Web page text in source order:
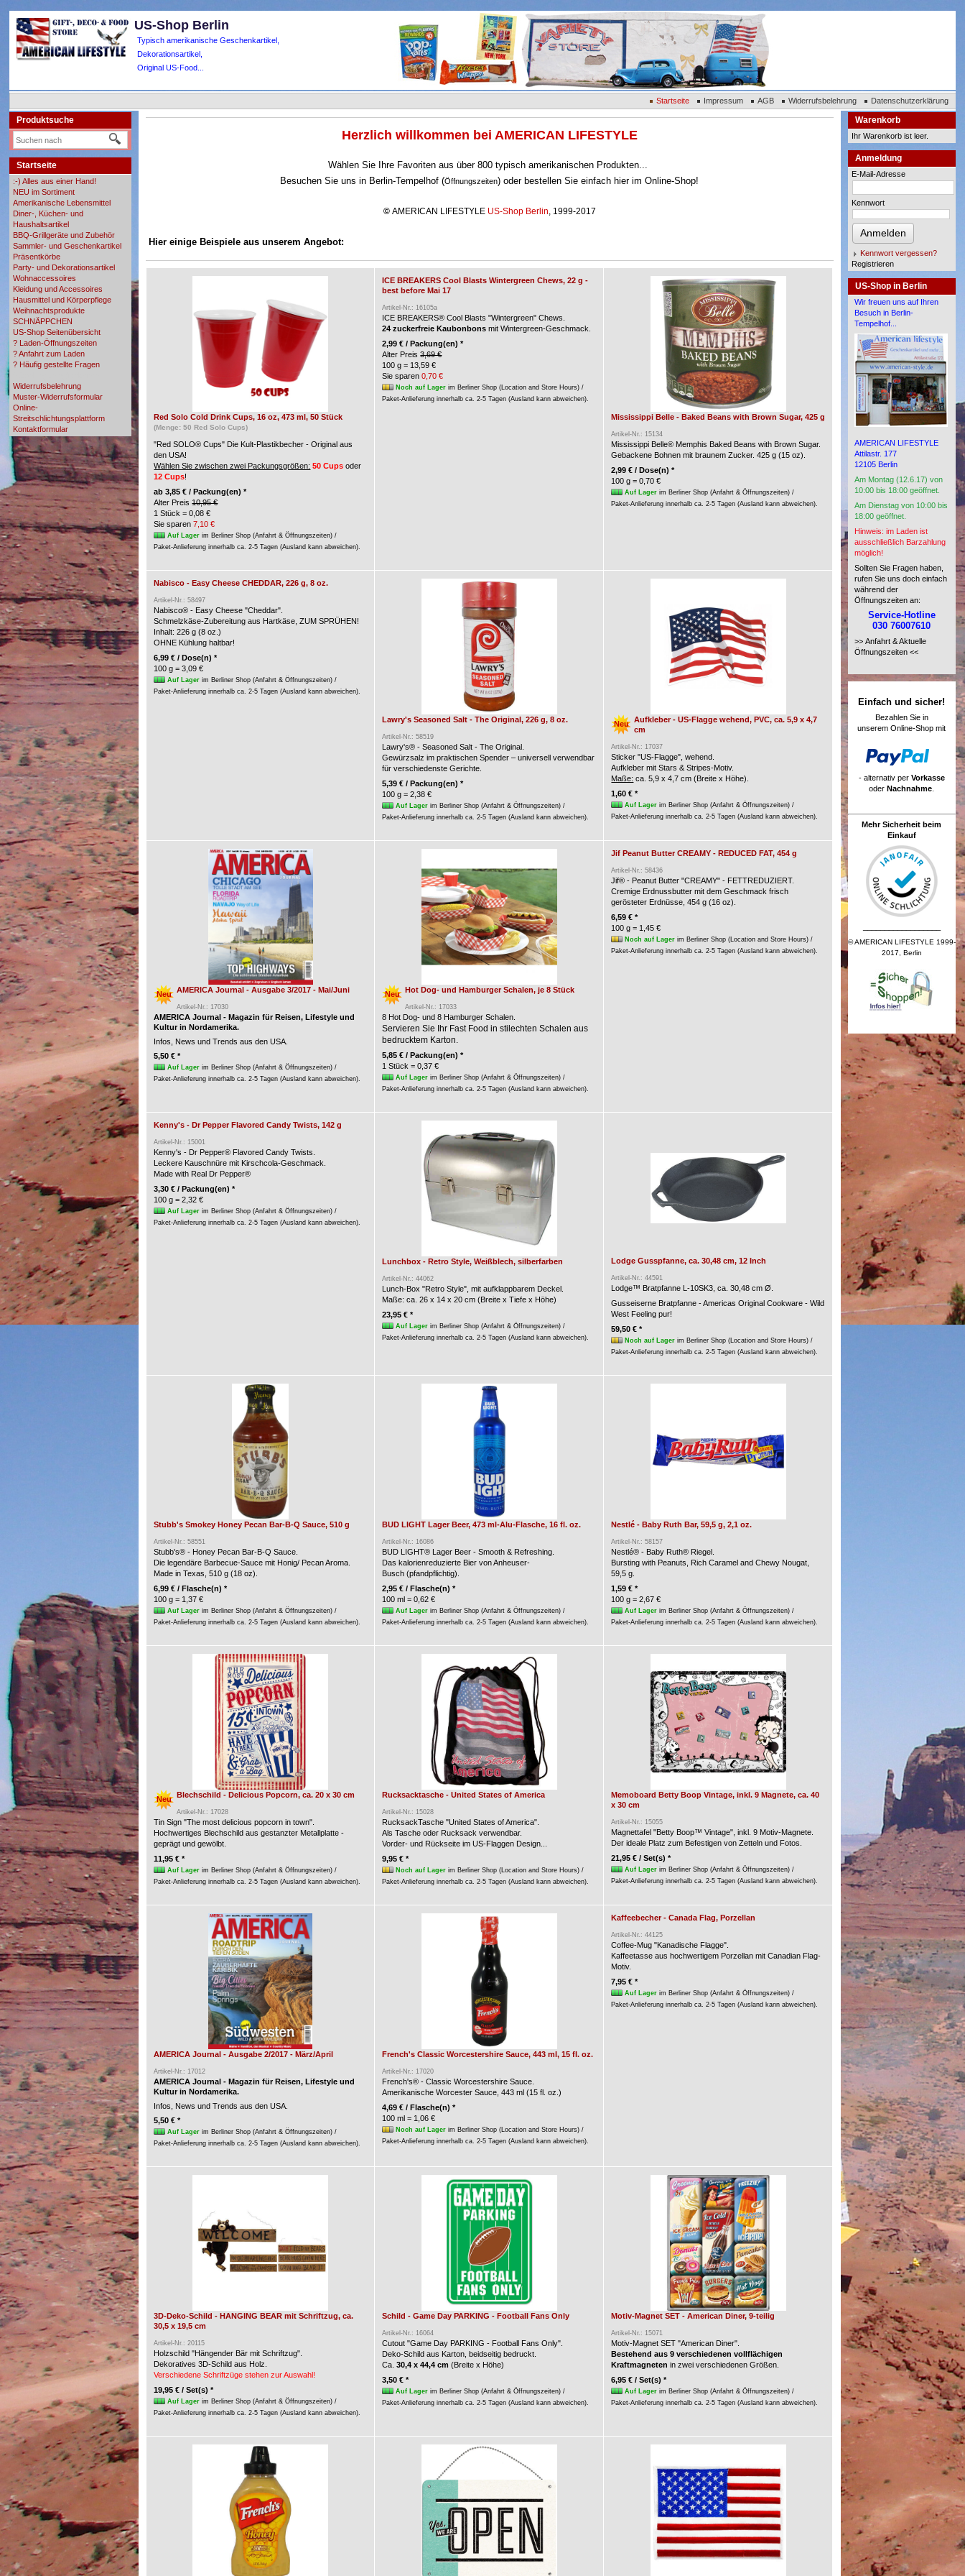
US-Shop Berlin
Typisch amerikanische Geschenkartikel,
Dekorationsartikel,
Original US-Food...
Startseite Impressum AGB Widerrufsbelehrung Datenschutzerklärung
Produktsuche
Startseite
:-) Alles aus einer Hand!
NEU im Sortiment
Amerikanische Lebensmittel
Diner-, Küchen- und
Haushaltsartikel
BBQ-Grillgeräte und Zubehör
Sammler- und Geschenkartikel
Präsentkörbe
Party- und Dekorationsartikel
Wohnaccessoires
Kleidung und Accessoires
Hausmittel und Körperpflege
Weihnachtsprodukte
SCHNÄPPCHEN
US-Shop Seitenübersicht
? Laden-Öffnungszeiten
? Anfahrt zum Laden
? Häufig gestellte Fragen
Widerrufsbelehrung
Muster-Widerrufsformular
Online-
Streitschlichtungsplattform
Kontaktformular
Warenkorb
Ihr Warenkorb ist leer.
Anmeldung
E-Mail-Adresse
Kennwort
Anmelden
Kennwort vergessen?
Registrieren
US-Shop in Berlin
Wir freuen uns auf Ihren
Besuch in Berlin-
Tempelhof...
AMERICAN LIFESTYLE
Attilastr. 177
12105 Berlin
Am Montag (12.6.17) von
10:00 bis 18:00 geöffnet.
Am Dienstag von 10:00 bis
18:00 geöffnet.
Hinweis: im Laden ist
ausschließlich Barzahlung
möglich!
Sollten Sie Fragen haben,
rufen Sie uns doch einfach
während der
Öffnungszeiten an:
Service-Hotline
030 76007610
>> Anfahrt & Aktuelle
Öffnungszeiten <<
Einfach und sicher!
Bezahlen Sie in
unserem Online-Shop mit
- alternativ per Vorkasse
oderNachnahme
Mehr Sicherheit beim
Einkauf
© AMERICAN LIFESTYLE 1999-
2017, Berlin
Herzlich willkommen bei AMERICAN LIFESTYLE
Wählen Sie Ihre Favoriten aus über 800 typisch amerikanischen Produkten...
Besuchen Sie uns in Berlin-Tempelhof (Öffnungszeiten) oder bestellen Sie einfach hier im Online-Shop!
© AMERICAN LIFESTYLE US-Shop Berlin, 1999-2017
Hier einige Beispiele aus unserem Angebot:
Red Solo Cold Drink Cups, 16 oz, 473 ml, 50 Stück
(Menge: 50 Red Solo Cups)
"Red SOLO® Cups" Die Kult-Plastikbecher - Original aus
den USA!
Wählen Sie zwischen zwei Packungsgrößen: 50 Cups oder
12 Cups!
ab 3,85 € / Packung(en) *
Alter Preis 10,95 €
1 Stück = 0,08 €
Sie sparen7,10 €
Auf Lager im Berliner Shop (Anfahrt & Öffnungszeiten) /
Paket-Anlieferung innerhalb ca. 2-5 Tagen (Ausland kann abweichen).
ICE BREAKERS Cool Blasts Wintergreen Chews, 22 g -
best before Mai 17
Artikel-Nr.: 16105a
ICE BREAKERS® Cool Blasts "Wintergreen" Chews.
24 zuckerfreie Kaubonbons mit Wintergreen-Geschmack.
2,99 € / Packung(en) *
Alter Preis 3,69 €
100 g = 13,59 €
Sie sparen0,70 €
Noch auf Lager im Berliner Shop (Location and Store Hours) /
Paket-Anlieferung innerhalb ca. 2-5 Tagen (Ausland kann abweichen).
Mississippi Belle - Baked Beans with Brown Sugar, 425 g
Artikel-Nr.: 15134
Mississippi Belle® Memphis Baked Beans with Brown Sugar.
Gebackene Bohnen mit braunem Zucker. 425 g (15 oz).
2,99 € / Dose(n) *
100 g = 0,70 €
Auf Lager im Berliner Shop (Anfahrt & Öffnungszeiten) /
Paket-Anlieferung innerhalb ca. 2-5 Tagen (Ausland kann abweichen).
Nabisco - Easy Cheese CHEDDAR, 226 g, 8 oz.
Artikel-Nr.: 58497
Nabisco® - Easy Cheese "Cheddar".
Schmelzkäse-Zubereitung aus Hartkäse, ZUM SPRÜHEN!
Inhalt: 226 g (8 oz.)
OHNE Kühlung haltbar!
6,99 € / Dose(n) *
100 g = 3,09 €
Auf Lager im Berliner Shop (Anfahrt & Öffnungszeiten) /
Paket-Anlieferung innerhalb ca. 2-5 Tagen (Ausland kann abweichen).
Lawry's Seasoned Salt - The Original, 226 g, 8 oz.
Artikel-Nr.: 58519
Lawry's® - Seasoned Salt - The Original.
Gewürzsalz im praktischen Spender – universell verwendbar
für verschiedenste Gerichte.
5,39 € / Packung(en) *
100 g = 2,38 €
Auf Lager im Berliner Shop (Anfahrt & Öffnungszeiten) /
Paket-Anlieferung innerhalb ca. 2-5 Tagen (Ausland kann abweichen).
Neu
Aufkleber - US-Flagge wehend, PVC, ca. 5,9 x 4,7
cm
Artikel-Nr.: 17037
Sticker "US-Flagge", wehend.
Aufkleber mit Stars & Stripes-Motiv.
Maße: ca. 5,9 x 4,7 cm (Breite x Höhe).
1,60 € *
Auf Lager im Berliner Shop (Anfahrt & Öffnungszeiten) /
Paket-Anlieferung innerhalb ca. 2-5 Tagen (Ausland kann abweichen).
Neu AMERICA Journal - Ausgabe 3/2017 - Mai/Juni
Artikel-Nr.: 17030
AMERICA Journal - Magazin für Reisen, Lifestyle und
Kultur in Nordamerika.
Infos, News und Trends aus den USA.
5,50 € *
Auf Lager im Berliner Shop (Anfahrt & Öffnungszeiten) /
Paket-Anlieferung innerhalb ca. 2-5 Tagen (Ausland kann abweichen).
Neu Hot Dog- und Hamburger Schalen, je 8 Stück
Artikel-Nr.: 17033
8 Hot Dog- und 8 Hamburger Schalen.
Servieren Sie Ihr Fast Food in stilechten Schalen aus
bedrucktem Karton.
5,85 € / Packung(en) *
1 Stück = 0,37 €
Auf Lager im Berliner Shop (Anfahrt & Öffnungszeiten) /
Paket-Anlieferung innerhalb ca. 2-5 Tagen (Ausland kann abweichen).
Jif Peanut Butter CREAMY - REDUCED FAT, 454 g
Artikel-Nr.: 58436
Jif® - Peanut Butter "CREAMY" - FETTREDUZIERT.
Cremige Erdnussbutter mit dem Geschmack frisch
gerösteter Erdnüsse, 454 g (16 oz).
6,59 € *
100 g = 1,45 €
Noch auf Lager im Berliner Shop (Location and Store Hours) /
Paket-Anlieferung innerhalb ca. 2-5 Tagen (Ausland kann abweichen).
Kenny's - Dr Pepper Flavored Candy Twists, 142 g
Artikel-Nr.: 15001
Kenny's - Dr Pepper® Flavored Candy Twists.
Leckere Kauschnüre mit Kirschcola-Geschmack.
Made with Real Dr Pepper®
3,30 € / Packung(en) *
100 g = 2,32 €
Auf Lager im Berliner Shop (Anfahrt & Öffnungszeiten) /
Paket-Anlieferung innerhalb ca. 2-5 Tagen (Ausland kann abweichen).
Lunchbox - Retro Style, Weißblech, silberfarben
Artikel-Nr.: 44062
Lunch-Box "Retro Style", mit aufklappbarem Deckel.
Maße: ca. 26 x 14 x 20 cm (Breite x Tiefe x Höhe)
23,95 € *
Auf Lager im Berliner Shop (Anfahrt & Öffnungszeiten) /
Paket-Anlieferung innerhalb ca. 2-5 Tagen (Ausland kann abweichen).
Lodge Gusspfanne, ca. 30,48 cm, 12 Inch
Artikel-Nr.: 44591
Lodge™ Bratpfanne L-10SK3, ca. 30,48 cm Ø.
Gusseiserne Bratpfanne - Americas Original Cookware - Wild
West Feeling pur!
59,50 € *
Noch auf Lager im Berliner Shop (Location and Store Hours) /
Paket-Anlieferung innerhalb ca. 2-5 Tagen (Ausland kann abweichen).
Stubb's Smokey Honey Pecan Bar-B-Q Sauce, 510 g
Artikel-Nr.: 58551
Stubb's® - Honey Pecan Bar-B-Q Sauce.
Die legendäre Barbecue-Sauce mit Honig/ Pecan Aroma.
Made in Texas, 510 g (18 oz).
6,99 € / Flasche(n) *
100 g = 1,37 €
Auf Lager im Berliner Shop (Anfahrt & Öffnungszeiten) /
Paket-Anlieferung innerhalb ca. 2-5 Tagen (Ausland kann abweichen).
BUD LIGHT Lager Beer, 473 ml-Alu-Flasche, 16 fl. oz.
Artikel-Nr.: 16086
BUD LIGHT® Lager Beer - Smooth & Refreshing.
Das kalorienreduzierte Bier von Anheuser-
Busch (pfandpflichtig).
2,95 € / Flasche(n) *
100 ml = 0,62 €
Auf Lager im Berliner Shop (Anfahrt & Öffnungszeiten) /
Paket-Anlieferung innerhalb ca. 2-5 Tagen (Ausland kann abweichen).
Nestlé - Baby Ruth Bar, 59,5 g, 2,1 oz.
Artikel-Nr.: 58157
Nestlé® - Baby Ruth® Riegel.
Bursting with Peanuts, Rich Caramel and Chewy Nougat,
59,5 g.
1,59 € *
100 g = 2,67 €
Auf Lager im Berliner Shop (Anfahrt & Öffnungszeiten) /
Paket-Anlieferung innerhalb ca. 2-5 Tagen (Ausland kann abweichen).
Neu Blechschild - Delicious Popcorn, ca. 20 x 30 cm
Artikel-Nr.: 17028
Tin Sign "The most delicious popcorn in town".
Hochwertiges Blechschild aus gestanzter Metallplatte -
geprägt und gewölbt.
11,95 € *
Auf Lager im Berliner Shop (Anfahrt & Öffnungszeiten) /
Paket-Anlieferung innerhalb ca. 2-5 Tagen (Ausland kann abweichen).
Rucksacktasche - United States of America
Artikel-Nr.: 15028
RucksackTasche "United States of America".
Als Tasche oder Rucksack verwendbar.
Vorder- und Rückseite im US-Flaggen Design...
9,95 € *
Noch auf Lager im Berliner Shop (Location and Store Hours) /
Paket-Anlieferung innerhalb ca. 2-5 Tagen (Ausland kann abweichen).
Memoboard Betty Boop Vintage, inkl. 9 Magnete, ca. 40
x 30 cm
Artikel-Nr.: 15055
Magnettafel "Betty Boop™ Vintage", inkl. 9 Motiv-Magnete.
Der ideale Platz zum Befestigen von Zetteln und Fotos.
21,95 € / Set(s) *
Auf Lager im Berliner Shop (Anfahrt & Öffnungszeiten) /
Paket-Anlieferung innerhalb ca. 2-5 Tagen (Ausland kann abweichen).
AMERICA Journal - Ausgabe 2/2017 - März/April
Artikel-Nr.: 17012
AMERICA Journal - Magazin für Reisen, Lifestyle und
Kultur in Nordamerika.
Infos, News und Trends aus den USA.
5,50 € *
Auf Lager im Berliner Shop (Anfahrt & Öffnungszeiten) /
Paket-Anlieferung innerhalb ca. 2-5 Tagen (Ausland kann abweichen).
French's Classic Worcestershire Sauce, 443 ml, 15 fl. oz.
Artikel-Nr.: 17020
French's® - Classic Worcestershire Sauce.
Amerikanische Worcester Sauce, 443 ml (15 fl. oz.)
4,69 € / Flasche(n) *
100 ml = 1,06 €
Noch auf Lager im Berliner Shop (Location and Store Hours) /
Paket-Anlieferung innerhalb ca. 2-5 Tagen (Ausland kann abweichen).
Kaffeebecher - Canada Flag, Porzellan
Artikel-Nr.: 44125
Coffee-Mug "Kanadische Flagge".
Kaffeetasse aus hochwertigem Porzellan mit Canadian Flag-
Motiv.
7,95 € *
Auf Lager im Berliner Shop (Anfahrt & Öffnungszeiten) /
Paket-Anlieferung innerhalb ca. 2-5 Tagen (Ausland kann abweichen).
3D-Deko-Schild - HANGING BEAR mit Schriftzug, ca.
30,5 x 19,5 cm
Artikel-Nr.: 20115
Holzschild "Hängender Bär mit Schriftzug".
Dekoratives 3D-Schild aus Holz.
Verschiedene Schriftzüge stehen zur Auswahl!
19,95 € / Set(s) *
Auf Lager im Berliner Shop (Anfahrt & Öffnungszeiten) /
Paket-Anlieferung innerhalb ca. 2-5 Tagen (Ausland kann abweichen).
Schild - Game Day PARKING - Football Fans Only
Artikel-Nr.: 16064
Cutout "Game Day PARKING - Football Fans Only".
Deko-Schild aus Karton, beidseitig bedruckt.
Ca.30,4 x 44,4 cm (Breite x Höhe)
3,50 € *
Auf Lager im Berliner Shop (Anfahrt & Öffnungszeiten) /
Paket-Anlieferung innerhalb ca. 2-5 Tagen (Ausland kann abweichen).
Motiv-Magnet SET - American Diner, 9-teilig
Artikel-Nr.: 15071
Motiv-Magnet SET "American Diner".
Bestehend aus 9 verschiedenen vollflächigen
Kraftmagneten in zwei verschiedenen Größen.
6,95 € / Set(s) *
Auf Lager im Berliner Shop (Anfahrt & Öffnungszeiten) /
Paket-Anlieferung innerhalb ca. 2-5 Tagen (Ausland kann abweichen).